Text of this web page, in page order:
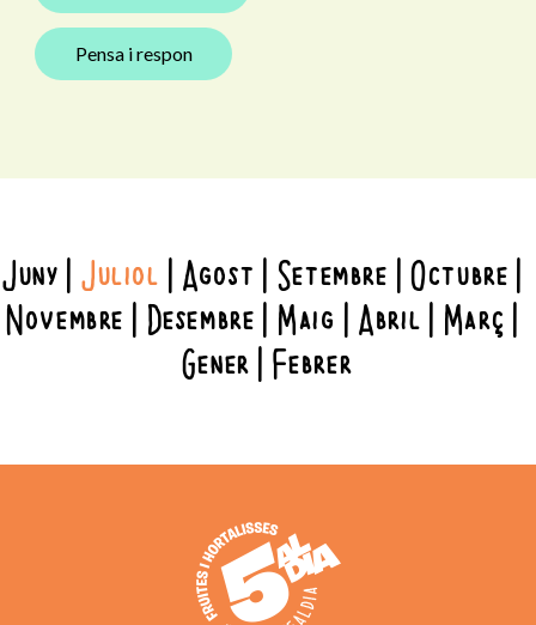
Pensa i respon
Juny Juliol Agost Setembre Octubre
Novembre Desembre Maig Abril Març
Gener Febrer